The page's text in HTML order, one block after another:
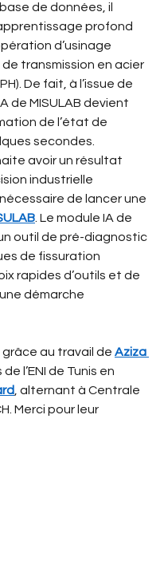
de données, il
profond
d’usinage
transmission en acier
De fait, à l’issue de
de MISULAB devient
de l’état de
secondes.
avoir un résultat
industrielle
de lancer une
. Le module IA de
outil de pré-diagnostic
de fissuration
rapides d’outils et de
démarche
au travail de Aziza
l’ENI de Tunis en
, alternant à Centrale
Merci pour leur